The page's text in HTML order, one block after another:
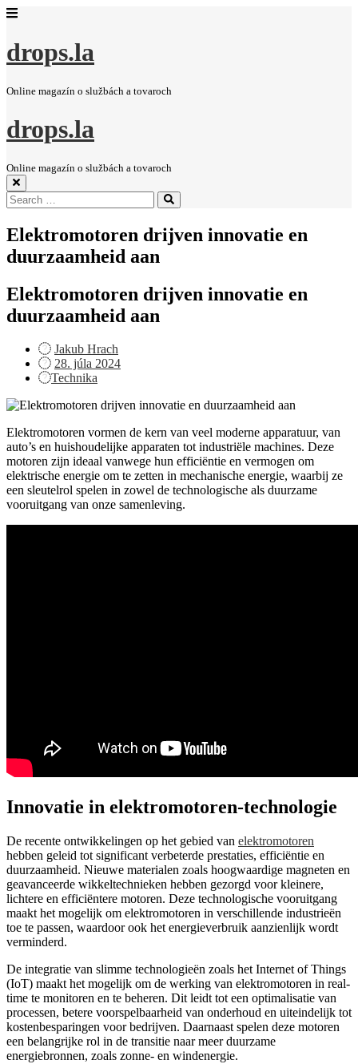
drops.la
Online magazín o službách a tovaroch
drops.la
Online magazín o službách a tovaroch
Search
for:
Search
Elektromotoren drijven innovatie en
duurzaamheid aan
Elektromotoren drijven innovatie en
duurzaamheid aan
Jakub Hrach
Posted
on
28. júla 2024
Technika
Elektromotoren vormen de kern van veel moderne apparatuur, van
auto’s en huishoudelijke apparaten tot industriële machines. Deze
motoren zijn ideaal vanwege hun efficiëntie en vermogen om
elektrische energie om te zetten in mechanische energie, waarbij ze
een sleutelrol spelen in zowel de technologische als duurzame
vooruitgang van onze samenleving.
Innovatie in elektromotoren-technologie
De recente ontwikkelingen op het gebied van elektromotoren
hebben geleid tot significant verbeterde prestaties, efficiëntie en
duurzaamheid. Nieuwe materialen zoals hoogwaardige magneten en
geavanceerde wikkeltechnieken hebben gezorgd voor kleinere,
lichtere en efficiëntere motoren. Deze technologische vooruitgang
maakt het mogelijk om elektromotoren in verschillende industrieën
toe te passen, waardoor ook het energieverbruik aanzienlijk wordt
verminderd.
De integratie van slimme technologieën zoals het Internet of Things
(IoT) maakt het mogelijk om de werking van elektromotoren in real-
time te monitoren en te beheren. Dit leidt tot een optimalisatie van
processen, betere voorspelbaarheid van onderhoud en uiteindelijk tot
kostenbesparingen voor bedrijven. Daarnaast spelen deze motoren
een belangrijke rol in de transitie naar meer duurzame
energiebronnen, zoals zonne- en windenergie.